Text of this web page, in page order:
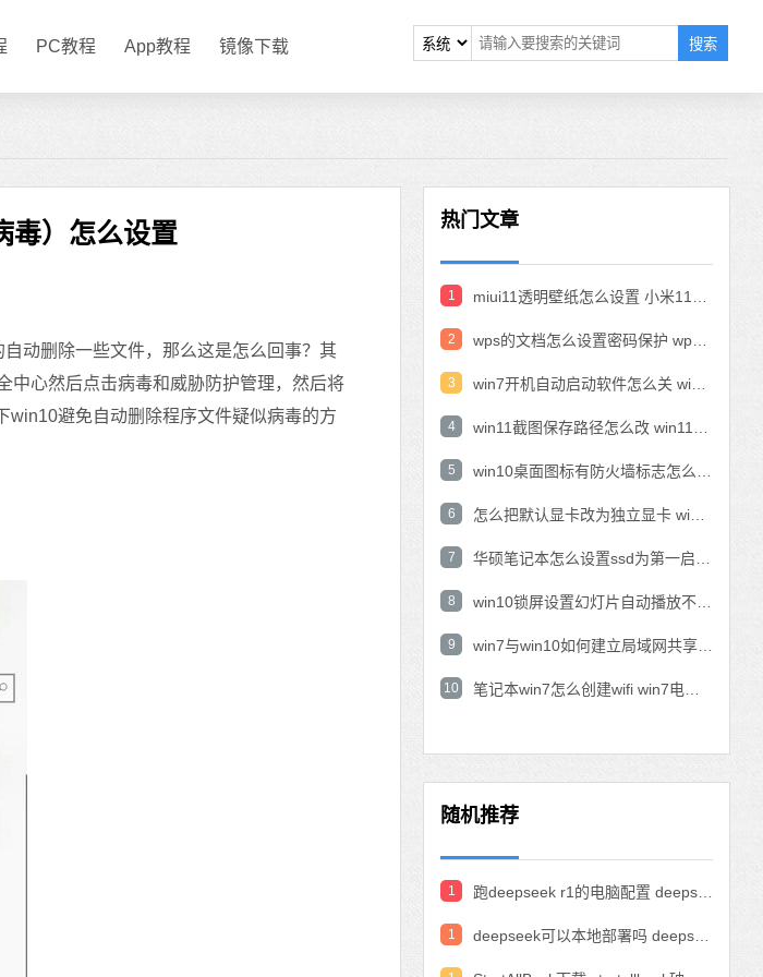
PC教程 App教程 镜像下载 搜索
毒）怎么设置
动删除一些文件，那么这是怎么回事？其
中心然后点击病毒和威胁防护管理，然后将
win10避免自动删除程序文件疑似病毒的方
热门文章
1
2
3
4
5
6
7
8
9
10
随机推荐
1
1